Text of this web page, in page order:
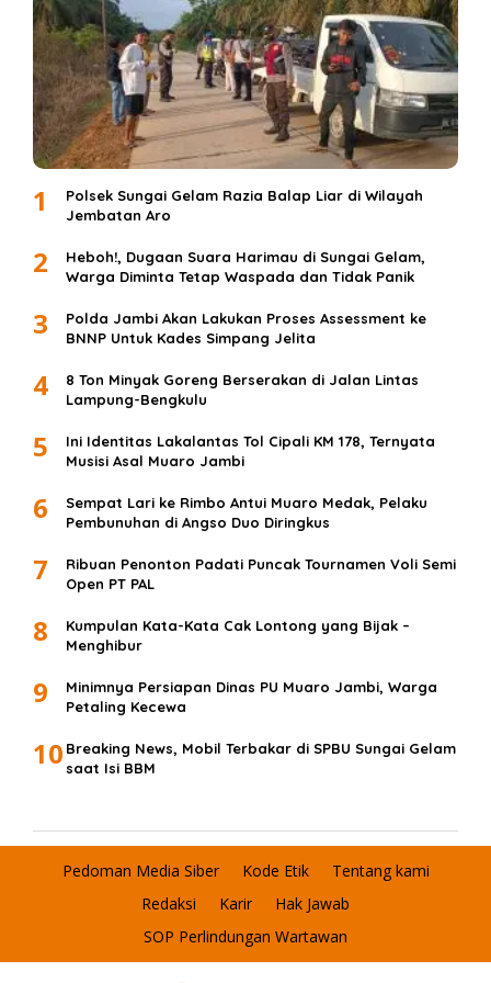
1
Polsek Sungai Gelam Razia Balap Liar di Wilayah
Jembatan Aro
2
Heboh!, Dugaan Suara Harimau di Sungai Gelam,
Warga Diminta Tetap Waspada dan Tidak Panik
3
Polda Jambi Akan Lakukan Proses Assessment ke
BNNP Untuk Kades Simpang Jelita
4
8 Ton Minyak Goreng Berserakan di Jalan Lintas
Lampung-Bengkulu
5
Ini Identitas Lakalantas Tol Cipali KM 178, Ternyata
Musisi Asal Muaro Jambi
6
Sempat Lari ke Rimbo Antui Muaro Medak, Pelaku
Pembunuhan di Angso Duo Diringkus
7
Ribuan Penonton Padati Puncak Tournamen Voli Semi
Open PT PAL
8
Kumpulan Kata-Kata Cak Lontong yang Bijak –
Menghibur
9
Minimnya Persiapan Dinas PU Muaro Jambi, Warga
Petaling Kecewa
10 Breaking News, Mobil Terbakar di SPBU Sungai Gelam
saat Isi BBM
Pedoman Media Siber Kode Etik
Tentang kami
Redaksi
Karir
Hak Jawab
SOP Perlindungan Wartawan